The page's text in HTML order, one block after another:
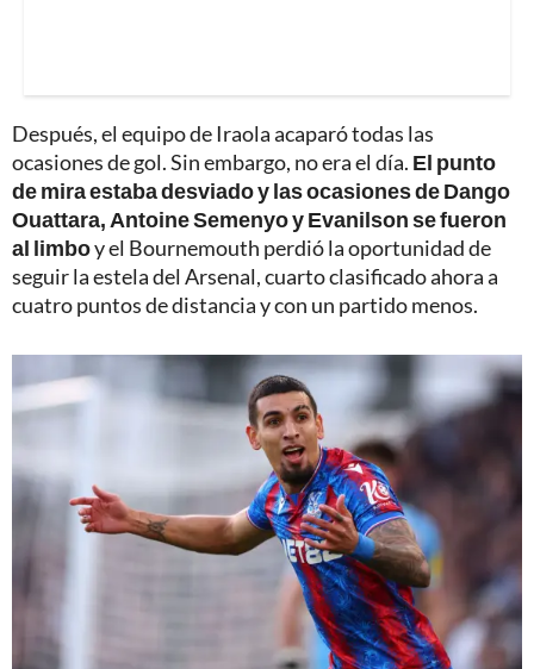
Después, el equipo de Iraola acaparó todas las
ocasiones de gol. Sin embargo, no era el día. El punto
de mira estaba desviado y las ocasiones de Dango
Ouattara, Antoine Semenyo y Evanilson se fueron
al limboy el Bournemouth perdió la oportunidad de
seguir la estela del Arsenal, cuarto clasificado ahora a
cuatro puntos de distancia y con un partido menos.